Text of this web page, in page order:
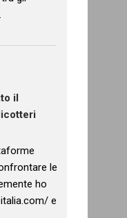
il
le
ho
e